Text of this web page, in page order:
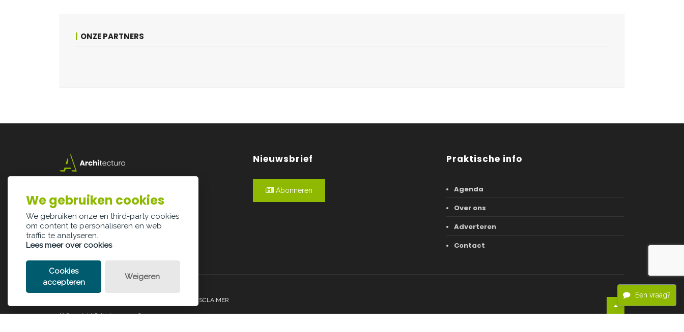
Een vraag?
ONZE PARTNERS
3500 Hasselt
info@architectura.be
Nieuwsbrief
Abonneren
Praktische info
Agenda
Over ons
Adverteren
Contact
LEGAL DISCLAIMER
© Copyright Palindroom 2026
We gebruiken cookies
We gebruiken onze en third-party cookies
om content te personaliseren en web
traffic te analyseren.
Lees meer over cookies
Cookies
accepteren
Weigeren